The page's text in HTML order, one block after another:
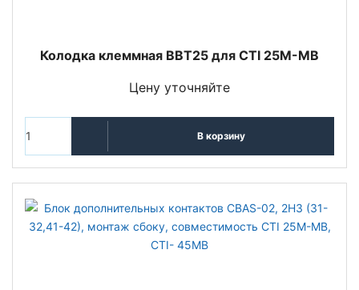
Колодка клеммная BBT25 для CTI 25M-MB
Цену уточняйте
В корзину